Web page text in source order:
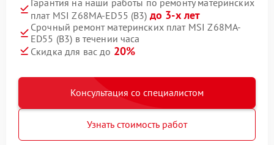
плат MSI Z68MA-ED55 (B3) до 3-х лет
Срочный ремонт материнских плат MSI Z68MA-
ED55 (B3) в течении часа
Скидка для вас до 20%
Консультация со специалистом
Узнать стоимость работ